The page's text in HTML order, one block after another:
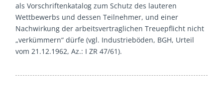
als Vorschriftenkatalog zum Schutz des lauteren
Wettbewerbs und dessen Teilnehmer, und einer
Nachwirkung der arbeitsvertraglichen Treuepflicht nicht
„verkümmern“ dürfe (vgl. Industrieböden, BGH, Urteil
vom 21.12.1962, Az.: I ZR 47/61).